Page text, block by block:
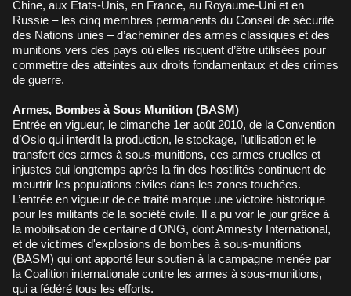
Chine, aux États-Unis, en France, au Royaume-Uni et en
Russie – les cinq membres permanents du Conseil de sécurité
des Nations unies – d’acheminer des armes classiques et des
munitions vers des pays où elles risquent d’être utilisées pour
commettre des atteintes aux droits fondamentaux et des crimes
de guerre.
Armes, Bombes à Sous Munition (BASM)
Entrée en vigueur, le dimanche 1er août 2010, de la Convention
d’Oslo qui interdit la production, le stockage, l'utilisation et le
transfert des armes à sous-munitions, ces armes cruelles et
injustes qui longtemps après la fin des hostilités continuent de
meurtrir les populations civiles dans les zones touchées.
L’entrée en vigueur de ce traité marque une victoire historique
pour les militants de la société civile. Il a pu voir le jour grâce à
la mobilisation de centaine d'ONG, dont Amnesty International,
et de victimes d'explosions de bombes à sous-munitions
(BASM) qui ont apporté leur soutien à la campagne menée par
la Coalition internationale contre les armes à sous-munitions,
qui a fédéré tous les efforts.